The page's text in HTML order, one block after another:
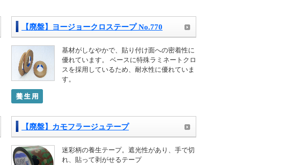
【廃盤】ヨージョークロステープ No.770
基材がしなやかで、貼り付け面への密着性に
優れています。 ベースに特殊ラミネートクロ
スを採用しているため、耐水性に優れていま
す。
【廃盤】カモフラージュテープ
迷彩柄の養生テープ。遮光性があり、手で切
れ、貼って剥がせるテープ